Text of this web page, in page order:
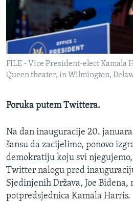
MAGAZIN
O GLASU AMERIKE
Learning English
Jezici
FILE - Vice President-elect Kamala
Queen theater, in Wilmington,
Poruka putem Twittera.
Na dan inauguracije 20.
šansu da zacijelimo, ponovo
demokratiju koju svi
Twitter nalogu pred
Sjedinjenih Država, Joe Bidena,
potpredsjednica Kamala Harris.